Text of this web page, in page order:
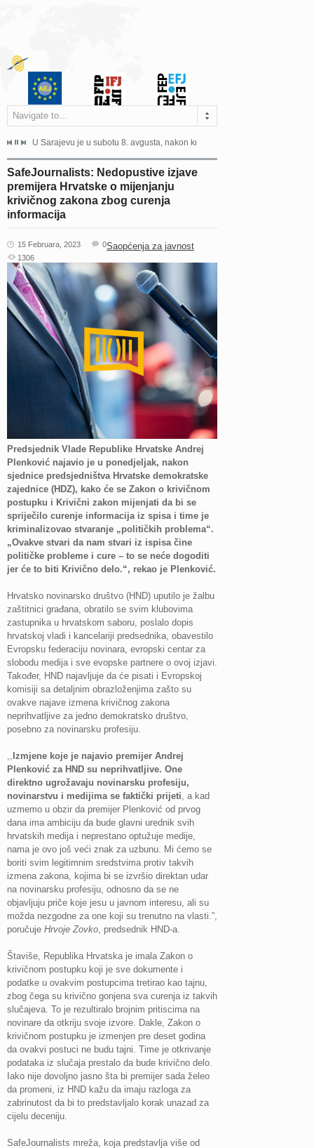
Navigate to...
na zahtjeve za pristup informacijama u zakonskom...
U Sarajevu je u subotu 8. avgusta, nakon kraće bolesti, preminuo
SafeJournalists: Nedopustive izjave
premijera Hrvatske o mijenjanju
krivičnog zakona zbog curenja
informacija
15 Februara, 2023 Saopćenja za javnost
0
1306
Predsjednik Vlade Republike Hrvatske Andrej
Plenković najavio je u ponedjeljak, nakon
sjednice predsjedništva Hrvatske demokratske
zajednice (HDZ), kako će se Zakon o krivičnom
postupku i Krivični zakon mijenjati da bi se
spriječilo curenje informacija iz spisa i time je
kriminalizovao stvaranje „političkih problema“.
„Ovakve stvari da nam stvari iz ispisa čine
političke probleme i cure – to se neće dogoditi
jer će to biti Krivično delo.“, rekao je Plenković.
Hrvatsko novinarsko društvo (HND) uputilo je žalbu
zaštitnici građana, obratilo se svim klubovima
zastupnika u hrvatskom saboru, poslalo dopis
hrvatskoj vladi i kancelariji predsednika, obavestilo
Evropsku federaciju novinara, evropski centar za
slobodu medija i sve evopske partnere o ovoj izjavi.
Također, HND najavljuje da će pisati i Evropskoj
komisiji sa detaljnim obrazloženjima zašto su
ovakve najave izmena krivičnog zakona
neprihvatljive za jedno demokratsko društvo,
posebno za novinarsku profesiju.
,, Izmjene koje je najavio premijer Andrej
Plenković za HND su neprihvatljive. One
direktno ugrožavaju novinarsku profesiju,
novinarstvu i medijima se faktički prijeti, a kad
uzmemo u obzir da premijer Plenković od prvog
dana ima ambiciju da bude glavni urednik svih
hrvatskih medija i neprestano optužuje medije,
nama je ovo još veći znak za uzbunu. Mi ćemo se
boriti svim legitimnim sredstvima protiv takvih
izmena zakona, kojima bi se izvršio direktan udar
na novinarsku profesiju, odnosno da se ne
objavljuju priče koje jesu u javnom interesu, ali su
možda nezgodne za one koji su trenutno na vlasti.”,
poručuje Hrvoje Zovko, predsednik HND-a.
Štaviše, Republika Hrvatska je imala Zakon o
krivičnom postupku koji je sve dokumente i
podatke u ovakvim postupcima tretirao kao tajnu,
zbog čega su krivično gonjena sva curenja iz takvih
slučajeva. To je rezultiralo brojnim pritiscima na
novinare da otkriju svoje izvore. Dakle, Zakon o
krivičnom postupku je izmenjen pre deset godina
da ovakvi postuci ne budu tajni. Time je otkrivanje
podataka iz slučaja prestalo da bude krivično delo.
Iako nije dovoljno jasno šta bi premijer sada želeo
da promeni, iz HND kažu da imaju razloga za
zabrinutost da bi to predstavljalo korak unazad za
cijelu deceniju.
SafeJournalists mreža, koja predstavlja više od